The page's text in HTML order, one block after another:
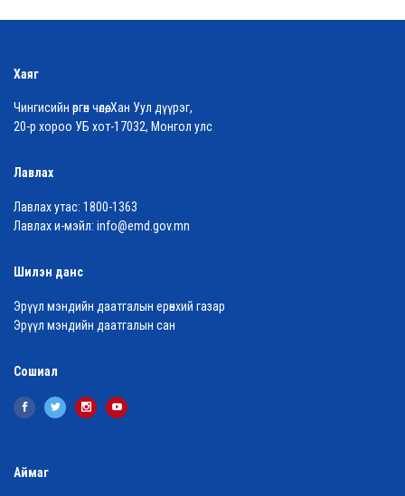
Хаяг
Чингисийн өргөн чөлөө, Хан Уул дүүрэг,
20-р хороо УБ хот-17032, Монгол улс
Лавлах
Лавлах утас: 1800-1363
Лавлах и-мэйл: info@emd.gov.mn
Шилэн данс
Эрүүл мэндийн даатгалын ерөнхий газар
Эрүүл мэндийн даатгалын сан
Сошиал
Аймаг